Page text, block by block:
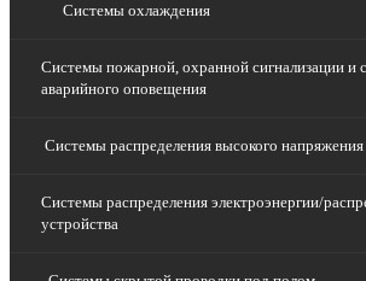
Системы охлаждения
Системы пожарной, охранной сигнализации и
аварийного оповещения
Системы распределения высокого напряжения
Системы распределения электроэнергии/
устройства